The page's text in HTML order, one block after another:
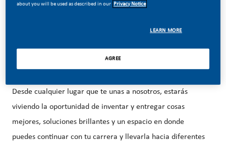
transformando completamente nuestra compañía y
Desde cualquier lugar que te unas a nosotros, estarás
viviendo la oportunidad de inventar y entregar cosas
mejores, soluciones brillantes y un espacio en donde
puedes continuar con tu carrera y llevarla hacia diferentes
about you will be used as described in our Privacy Notice
LEARN MORE
AGREE